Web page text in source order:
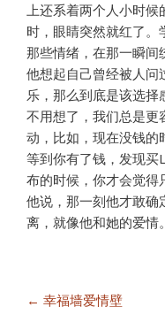
上还系着两个人小时候
时，眼睛突然就红了。
那些情绪，在那一瞬间
他想起自己曾经被人问
乐，那么到底是该选择
不用想了，我们总是更
动，比如，现在没钱的
等到你有了钱，发现买
布的时候，你才会觉得
他说，那一刻他才敢确
离，就像他和她的爱情。
文
← 幸福墙爱情壁